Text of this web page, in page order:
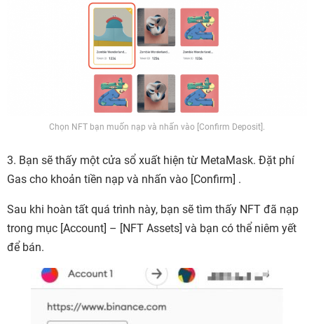
Chọn NFT bạn muốn nạp và nhấn vào [Confirm Deposit].
3. Bạn sẽ thấy một cửa sổ xuất hiện từ MetaMask. Đặt phí
Gas cho khoản tiền nạp và nhấn vào [Confirm] .
Sau khi hoàn tất quá trình này, bạn sẽ tìm thấy NFT đã nạp
trong mục [Account] – [NFT Assets] và bạn có thể niêm yết
để bán.